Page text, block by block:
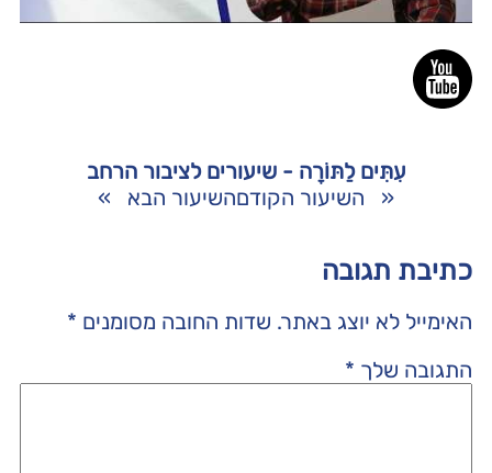
עִתִּים לַתּוֹרָה - שיעורים לציבור הרחב
« השיעור הקודםהשיעור הבא »
כתיבת תגובה
האימייל לא יוצג באתר. שדות החובה מסומנים *
התגובה שלך *